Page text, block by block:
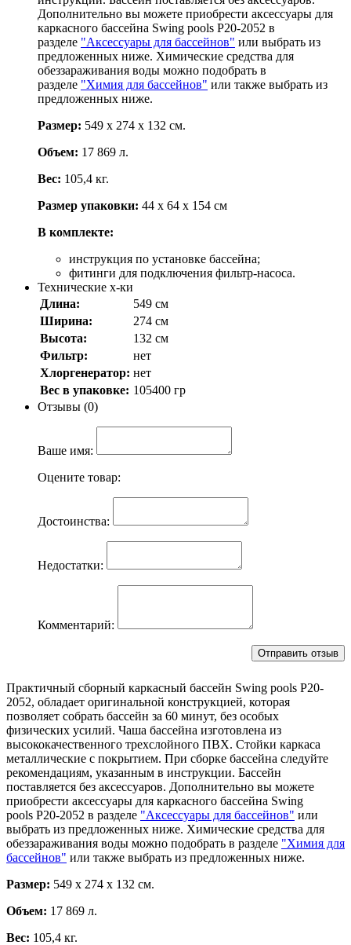
Дополнительно вы можете приобрести аксессуары для
каркасного бассейна Swing pools Р20-2052 в
разделе "Аксессуары для бассейнов" или выбрать из
предложенных ниже. Химические средства для
обеззараживания воды можно подобрать в
разделе "Химия для бассейнов" или также выбрать из
предложенных ниже.
Размер: 549 х 274 х 132 см.
Объем: 17 869 л.
Вес: 105,4 кг.
Размер упаковки: 44 х 64 х 154 см
В комплекте:
инструкция по установке бассейна;
фитинги для подключения фильтр-насоса.
Технические х-ки
Длина:
549 см
Ширина:
274 см
Высота:
132 см
Фильтр:
нет
Хлоргенератор: нет
Вес в упаковке: 105400 гр
Отзывы (0)
Ваше имя:
Оцените товар:
Достоинства:
Недостатки:
Комментарий:
Практичный сборный каркасный бассейн Swing pools Р20-
2052, обладает оригинальной конструкцией, которая
позволяет собрать бассейн за 60 минут, без особых
физических усилий. Чаша бассейна изготовлена из
высококачественного трехслойного ПВХ. Стойки каркаса
металлические с покрытием. При сборке бассейна следуйте
рекомендациям, указанным в инструкции. Бассейн
поставляется без аксессуаров. Дополнительно вы можете
приобрести аксессуары для каркасного бассейна Swing
pools Р20-2052 в разделе "Аксессуары для бассейнов" или
выбрать из предложенных ниже. Химические средства для
обеззараживания воды можно подобрать в разделе "Химия для
бассейнов" или также выбрать из предложенных ниже.
Размер: 549 х 274 х 132 см.
Объем: 17 869 л.
Вес: 105,4 кг.